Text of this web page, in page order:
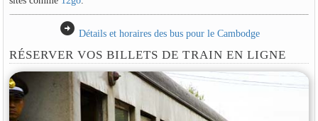
arrow_circle_right Détails et horaires des bus pour le Cambodge
RÉSERVER VOS BILLETS DE TRAIN EN LIGNE